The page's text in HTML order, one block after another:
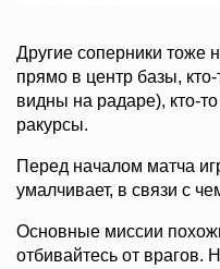
Другие соперники тоже
прямо в центр базы,
видны на радаре), кто-
ракурсы.
Перед началом матча
умалчивает, в связи с
Основные миссии
отбивайтесь от врагов.